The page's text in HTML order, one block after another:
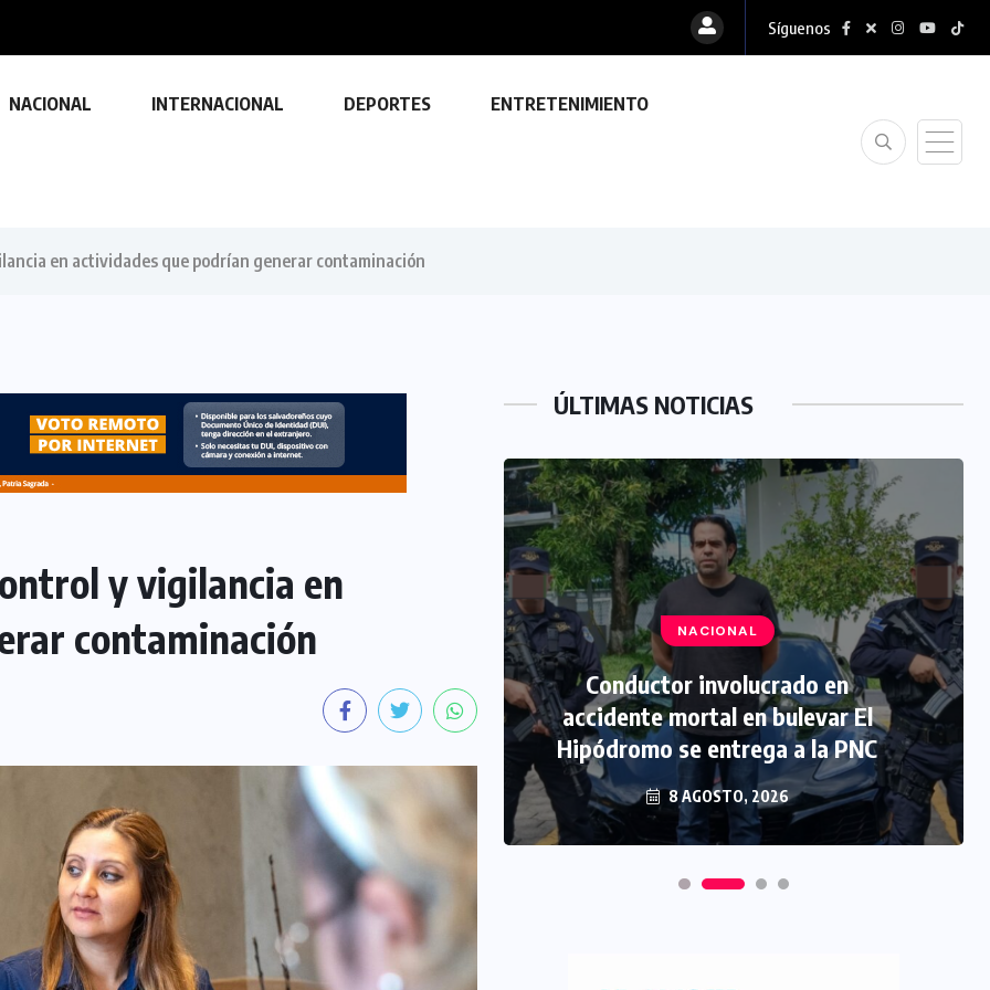
Síguenos
NACIONAL INTERNACIONAL DEPORTES ENTRETENIMIENTO
en actividades que podrían generar contaminación
y vigilancia en
contaminación
ÚLTIMAS NOTICIAS
TECNOLOGÍA
23 FEBRERO, 2024
NACIONAL
Conductor involucrado en
accidente mortal en bulevar El
Hipódromo se entrega a la PNC
8 AGOSTO, 2026